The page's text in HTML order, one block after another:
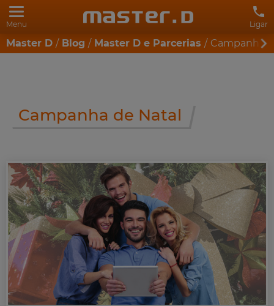
Menu Ligar
Master D Blog Master D e Parcerias Campanha
Campanha de Natal